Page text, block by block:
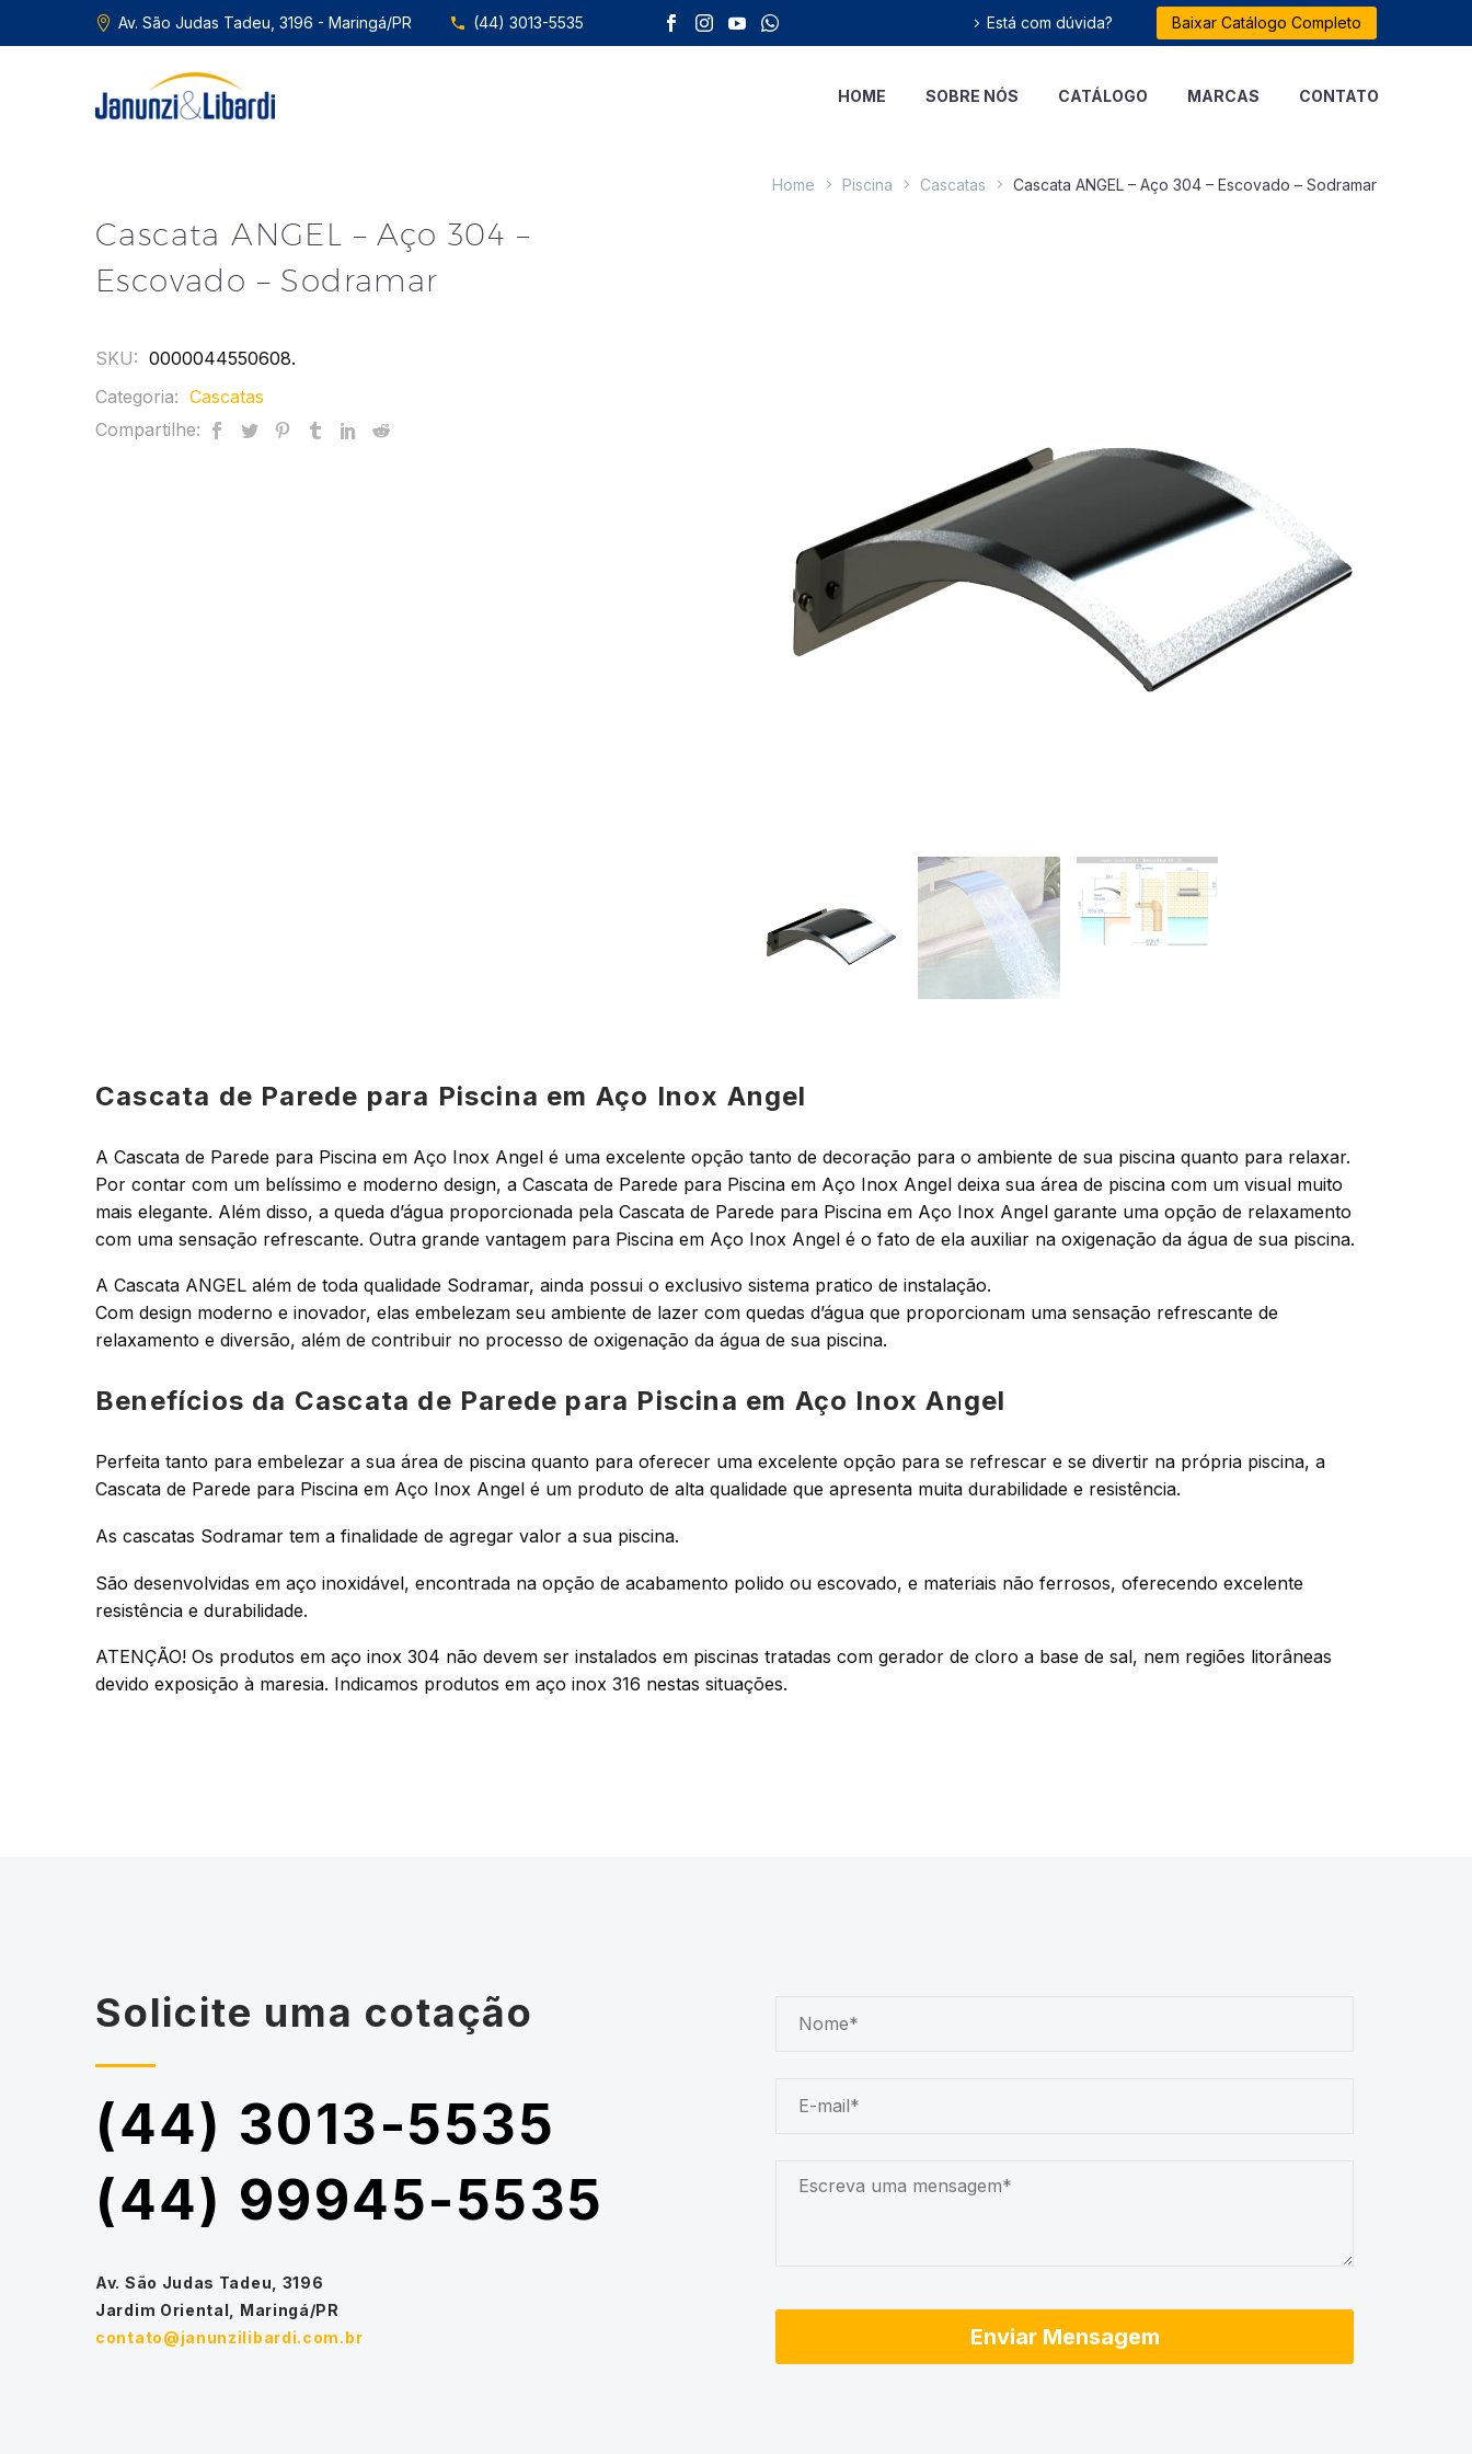
Av. São Judas Tadeu, 3196 - Maringá/PR (44) 3013-5535 Está com dúvida? Baixar Catálogo Completo
HOME SOBRE NÓS CATÁLOGO MARCAS CONTATO
Home Piscina Cascatas Cascata ANGEL – Aço 304 – Escovado – Sodramar
Cascata ANGEL – Aço 304 –
Escovado – Sodramar
SKU: 0000044550608.
Categoria: Cascatas
Compartilhe:
Cascata de Parede para Piscina em Aço Inox Angel
A Cascata de Parede para Piscina em Aço Inox Angel é uma excelente opção tanto de decoração para o ambiente de sua piscina quanto para relaxar.
Por contar com um belíssimo e moderno design, a Cascata de Parede para Piscina em Aço Inox Angel deixa sua área de piscina com um visual muito
mais elegante. Além disso, a queda d’água proporcionada pela Cascata de Parede para Piscina em Aço Inox Angel garante uma opção de relaxamento
com uma sensação refrescante. Outra grande vantagem para Piscina em Aço Inox Angel é o fato de ela auxiliar na oxigenação da água de sua piscina.
A Cascata ANGEL além de toda qualidade Sodramar, ainda possui o exclusivo sistema pratico de instalação.
Com design moderno e inovador, elas embelezam seu ambiente de lazer com quedas d’água que proporcionam uma sensação refrescante de
relaxamento e diversão, além de contribuir no processo de oxigenação da água de sua piscina.
Benefícios da Cascata de Parede para Piscina em Aço Inox Angel
Perfeita tanto para embelezar a sua área de piscina quanto para oferecer uma excelente opção para se refrescar e se divertir na própria piscina, a
Cascata de Parede para Piscina em Aço Inox Angel é um produto de alta qualidade que apresenta muita durabilidade e resistência.
As cascatas Sodramar tem a finalidade de agregar valor a sua piscina.
São desenvolvidas em aço inoxidável, encontrada na opção de acabamento polido ou escovado, e materiais não ferrosos, oferecendo excelente
resistência e durabilidade.
ATENÇÃO! Os produtos em aço inox 304 não devem ser instalados em piscinas tratadas com gerador de cloro a base de sal, nem regiões litorâneas
devido exposição à maresia. Indicamos produtos em aço inox 316 nestas situações.
Solicite uma cotação
(44) 3013-5535
(44) 99945-5535
Av. São Judas Tadeu, 3196
Jardim Oriental, Maringá/PR
contato@janunzilibardi.com.br